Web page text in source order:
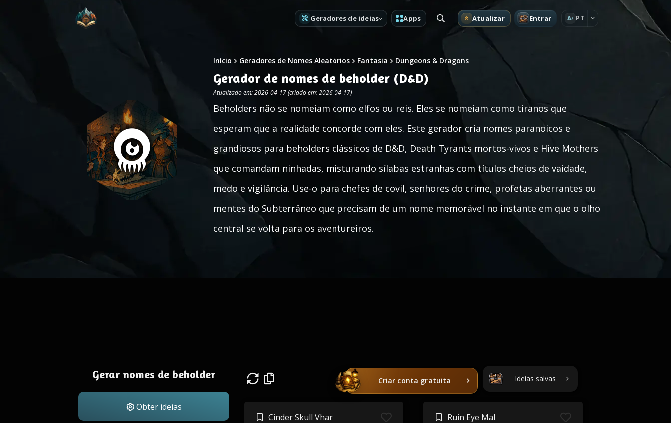
Geradores de ideias Apps Atualizar Entrar A PT
Início Geradores de Nomes Aleatórios Fantasia Dungeons & Dragons
Gerador de nomes de beholder (D&D)
Atualizado em: 2026-04-17 (criado em: 2026-04-17)
Beholders não se nomeiam como elfos ou reis. Eles se nomeiam como tiranos que
esperam que a realidade concorde com eles. Este gerador cria nomes paranoicos e
grandiosos para beholders clássicos de D&D, Death Tyrants mortos-vivos e Hive Mothers
que comandam ninhadas, misturando sílabas estranhas com títulos cheios de vaidade,
medo e vigilância. Use-o para chefes de covil, senhores do crime, profetas aberrantes ou
mentes do Subterrâneo que precisam de um nome memorável no instante em que o olho
central se volta para os aventureiros.
Gerar nomes de beholder
Obter ideias
Criar conta gratuita Ideias salvas
Cinder Skull Vhar Ruin Eye Mal